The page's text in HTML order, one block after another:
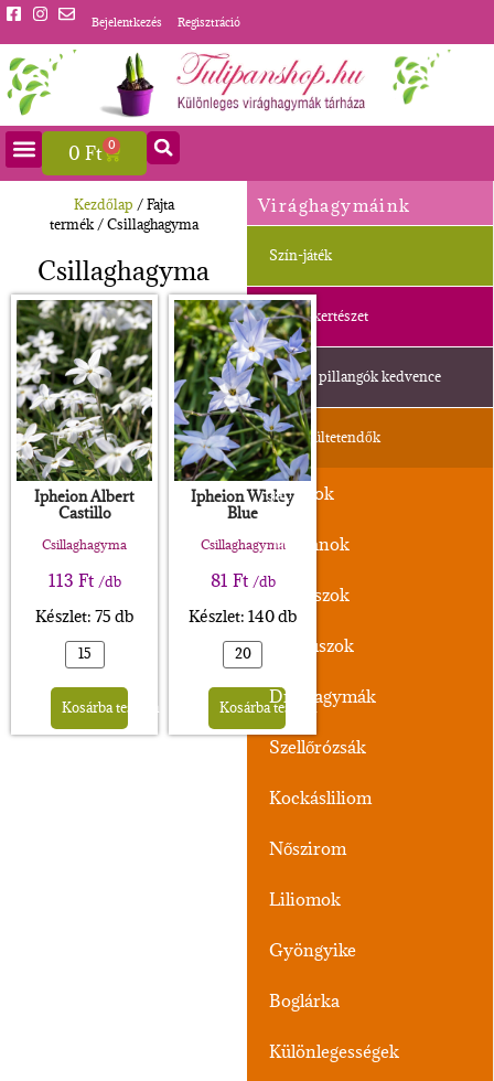
Bejelentkezés Regisztráció
0 Ft 0
Virághagymáink
Szín-játék
Balkonkertészet
Méhek, pillangók kedvence
Ősszel ültetendők
Jácintok
Tulipánok
Nárciszok
Krókuszok
Díszhagymák
Szellőrózsák
Kockásliliom
Nőszirom
Liliomok
Gyöngyike
Boglárka
Különlegességek
Kezdőlap / Fajta
termék / Csillaghagyma
Csillaghagyma
Ipheion Albert
Castillo
Csillaghagyma
113 Ft /db
Készlet: 75 db
Kosárba teszem
Alternative:
Ipheion Wisley
Blue
Csillaghagyma
81 Ft /db
Készlet: 140 db
Kosárba teszem
Alternative: